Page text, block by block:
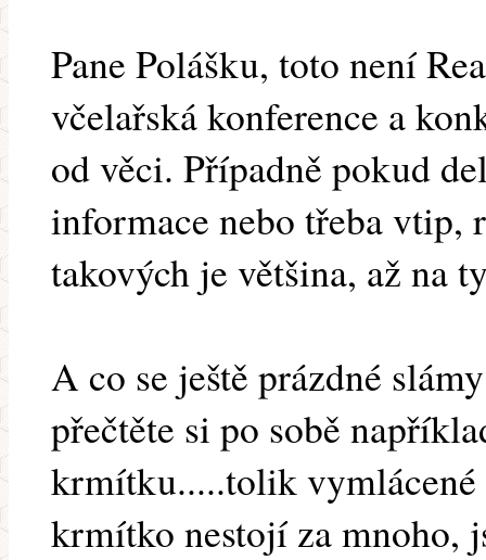
Pane Polášku, toto není
včelařská konference a
od věci. Případně pokud
informace nebo třeba vtip,
takových je většina, až na
A co se ještě prázdné
přečtěte si po sobě
krmítku.....tolik vymlácené
krmítko nestojí za mnoho,